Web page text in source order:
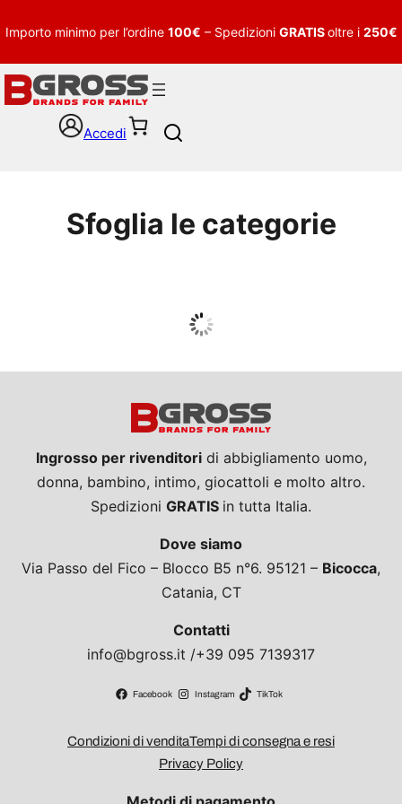
Importo minimo per l’ordine 100€ – Spedizioni GRATISoltre i 250€
Accedi
h
Sfoglia le categorie
Guarda tutto
Ingrosso per rivenditoridi abbigliamento uomo,
donna, bambino, intimo, giocattoli e molto altro.
Spedizioni GRATIS in tutta Italia.
Dove siamo
Via Passo del Fico – Blocco B5 n°6. 95121 – Bicocca,
Catania, CT
Contatti
info@bgross.it /+39 095 7139317
Facebook Instagram TikTok
Condizioni di venditaTempi di consegna e resi
Privacy Policy